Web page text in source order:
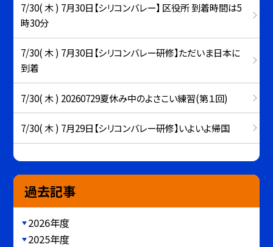
7/30( 木 ) 7月30日【シリコンバレー】 区役所 到着時間は5
時30分
7/30( 木 ) 7月30日【シリコンバレー研修】ただいま日本に
到着
7/30( 木 ) 20260729夏休み中のよさこい練習(第１回)
7/30( 木 ) 7月29日【シリコンバレー研修】いよいよ帰国
過去記事
2026年度
2025年度